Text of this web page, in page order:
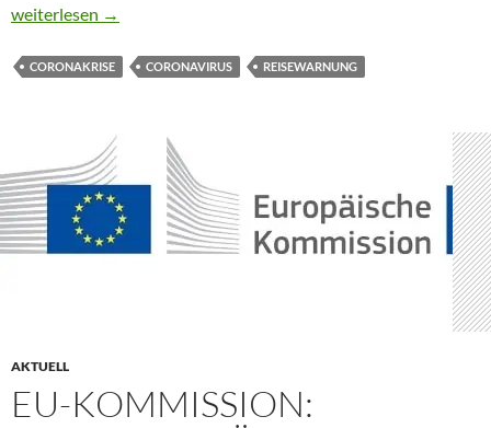
REISEWARNUNG FÜR 160 LÄNDER VERLÄNGERT
weiterlesen →
CORONAKRISE CORONAVIRUS REISEWARNUNG
AKTUELL
EU-KOMMISSION: